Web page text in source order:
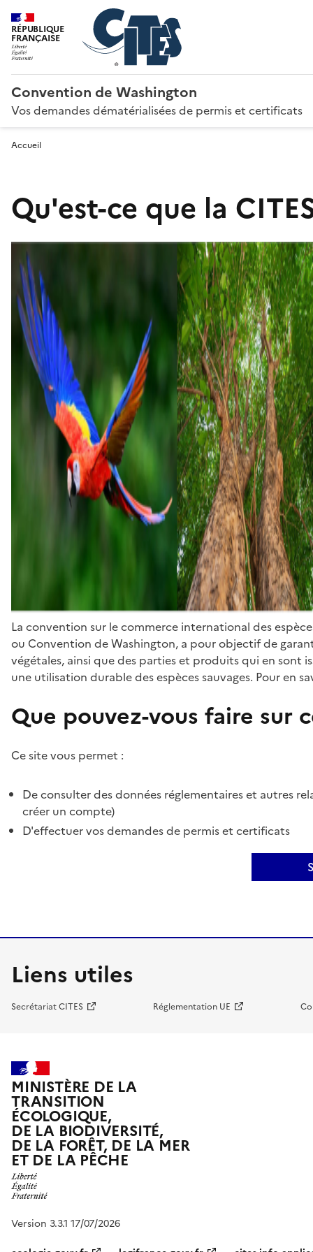
RÉPUBLIQUE
FRANÇAISE
Convention de Washington
Vos demandes dématérialisées de permis et certificats
Accueil
Qu'est-ce que la
La convention sur le commerce international des
ou Convention de Washington, a pour objectif de
végétales, ainsi que des parties et produits qui en sont
une utilisation durable des espèces sauvages. Pour en
Que pouvez-vous faire sur
Ce site vous permet :
De consulter des données réglementaires et autres
créer un compte)
D'effectuer vos demandes de permis et certificats
Liens utiles
Secrétariat CITES Réglementation UE
MINISTÈRE DE LA
TRANSITION
ÉCOLOGIQUE,
DE LA BIODIVERSITÉ,
DE LA FORÊT, DE LA MER
ET DE LA PÊCHE
Version 3.3.1 17/07/2026